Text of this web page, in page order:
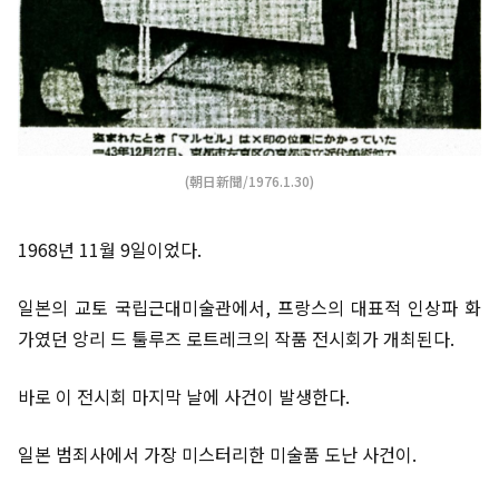
(朝日新聞/1976.1.30)
1968년 11월 9일이었다.
일본의 교토 국립근대미술관에서, 프랑스의 대표적 인상파 화
가였던 앙리 드 툴루즈 로트레크의 작품 전시회가 개최된다.
바로 이 전시회 마지막 날에 사건이 발생한다.
일본 범죄사에서 가장 미스터리한 미술품 도난 사건이.